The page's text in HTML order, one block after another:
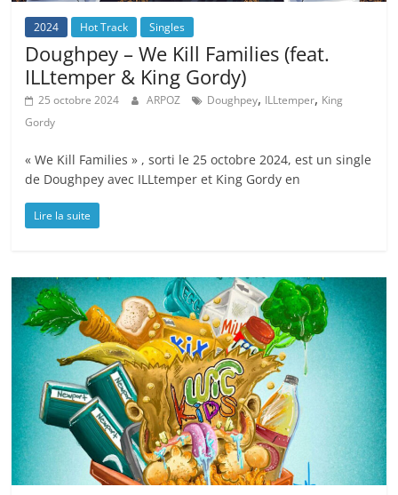
2024 Hot Track Singles
Doughpey – We Kill Families (feat.
ILLtemper & King Gordy)
25 octobre 2024 ARPOZ Doughpey, ILLtemper, King
Gordy
« We Kill Families » , sorti le 25 octobre 2024, est un single
de Doughpey avec ILLtemper et King Gordy en
Lire la suite